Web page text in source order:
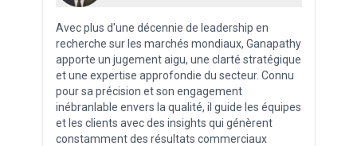
Avec plus d'une décennie de leadership en
recherche sur les marchés mondiaux, Ganapathy
apporte un jugement aigu, une clarté stratégique
et une expertise approfondie du secteur. Connu
pour sa précision et son engagement
inébranlable envers la qualité, il guide les équipes
et les clients avec des insights qui génèrent
constamment des résultats commerciaux